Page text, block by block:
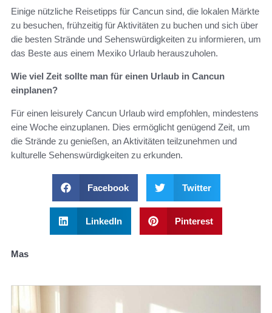
Einige nützliche Reisetipps für Cancun sind, die lokalen Märkte
zu besuchen, frühzeitig für Aktivitäten zu buchen und sich über
die besten Strände und Sehenswürdigkeiten zu informieren, um
das Beste aus einem Mexiko Urlaub herauszuholen.
Wie viel Zeit sollte man für einen Urlaub in Cancun
einplanen?
Für einen leisurely Cancun Urlaub wird empfohlen, mindestens
eine Woche einzuplanen. Dies ermöglicht genügend Zeit, um
die Strände zu genießen, an Aktivitäten teilzunehmen und
kulturelle Sehenswürdigkeiten zu erkunden.
Facebook Twitter
LinkedIn Pinterest
Mas